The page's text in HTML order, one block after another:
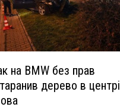
на BMW без прав
дерево в центрі